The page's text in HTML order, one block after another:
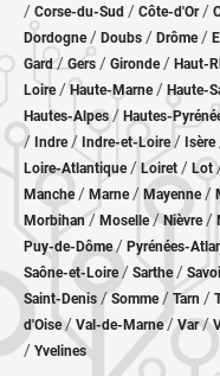
/ Corse-du-Sud / Côte-d'Or /
Dordogne/ Doubs / Drôme/
Gard/ Gers / Gironde/ Haut-
Loire/Haute-Marne/ Haute-
Hautes-Alpes/ Hautes-
/ Indre/ Indre-et-Loire/ Isère
Loire-Atlantique/ Loiret / Lot
Manche/ Marne/ Mayenne/
Morbihan/ Moselle/ Nièvre /
Puy-de-Dôme/ Pyrénées-
Saône-et-Loire/ Sarthe/
Saint-Denis /Somme/ Tarn /
d'Oise/ Val-de-Marne/Var/
/ Yvelines